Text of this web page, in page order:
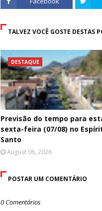
TALVEZ VOCÊ GOSTE DESTAS
DESTAQUE
Previsão do tempo para
sexta-feira (07/08) no
Santo
August 06, 2026
POSTAR UM COMENTÁRIO
0 Comentários